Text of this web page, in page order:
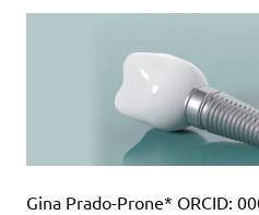
Gina Prado-Prone* ORCID: